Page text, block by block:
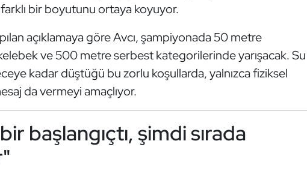
bir boyutunu ortaya koyuyor.
açıklamaya göre Avcı, şampiyonada 50 metre
ve 500 metre serbest kategorilerinde yarışacak. Su
kadar düştüğü bu zorlu koşullarda, yalnızca fiziksel
da vermeyi amaçlıyor.
başlangıçtı, şimdi sırada